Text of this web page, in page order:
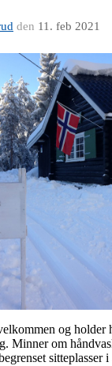
den 11. feb 2021
og holder
Minner om
sitteplasser